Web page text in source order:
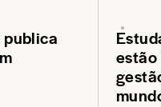
publica
estão